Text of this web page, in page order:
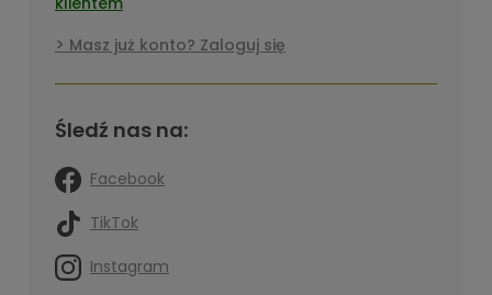
Masz już konto? Zaloguj się
Śledź nas na:
Facebook
TikTok
Instagram